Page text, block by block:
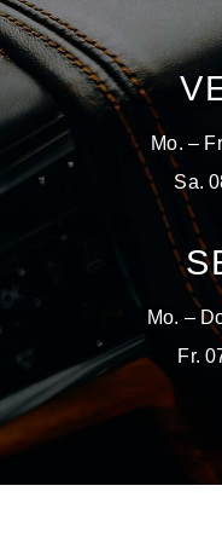
Mo. –
Sa.
Mo. –
Fr.